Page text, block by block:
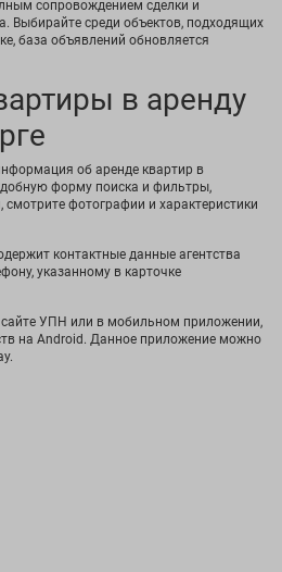
сопровождением сделки и
Выбирайте среди объектов, подходящих
база объявлений обновляется
в аренду
об аренде квартир в
форму поиска и фильтры,
фотографии и характеристики
контактные данные агентства
указанному в карточке
УПН или в мобильном приложении,
на Android. Данное приложение можно